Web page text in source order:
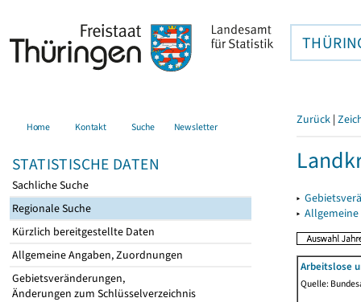
Home Kontakt Suche Newsletter
STATISTISCHE DATEN
Sachliche Suche
Regionale Suche
Kürzlich bereitgestellte Daten
Allgemeine Angaben, Zuordnungen
Gebietsveränderungen,
Änderungen zum Schlüsselverzeichnis
Zurück |
▸
▸
Arbeitslose
Quelle: